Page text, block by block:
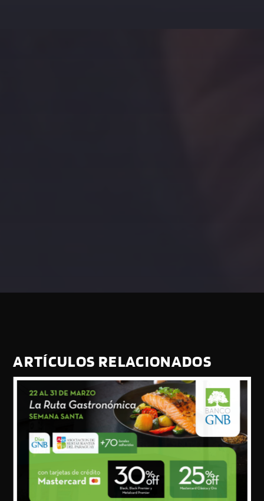
ARTÍCULOS RELACIONADOS